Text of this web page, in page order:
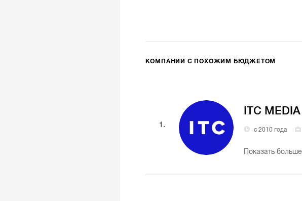
КОМПАНИИ С ПОХОЖИМ БЮДЖЕТОМ
1.
ITC MEDIA
с 2010 года
Показать больше